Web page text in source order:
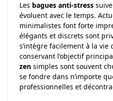
Les bagues anti-stress
évoluent avec le temps.
minimalistes font forte
élégants et discrets sont
s’intègre facilement à la
conservant l’objectif
zen simples sont souvent
se fondre dans n’importe
professionnelles et